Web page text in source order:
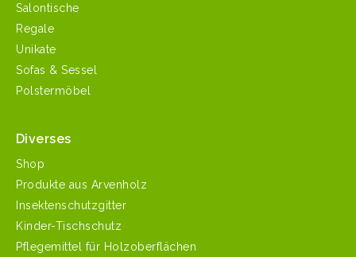
Salontische
Regale
Unikate
Sofas & Sessel
Polstermöbel
Diverses
Shop
Produkte aus Arvenholz
Insektenschutzgitter
Kinder-Tischschutz
Pflegemittel für Holzoberflächen